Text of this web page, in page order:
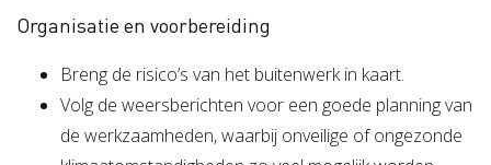
Organisatie en voorbereiding
Breng de risico’s van het buitenwerk in kaart.
Volg de weersberichten voor een goede planning van
de werkzaamheden, waarbij onveilige of ongezonde